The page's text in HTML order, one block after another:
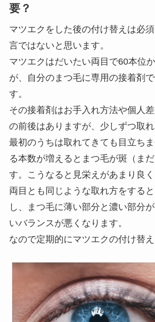
要？
マツエクをした後の付け替えは必
言ではないと思います。
マツエクはだいたい両目で60本位
が、自分のまつ毛に専用の接着剤
す。
その接着剤はお手入れ方法や個人
の前後はありますが、少しずつ取れ
最初のうちは取れてきても目立ち
る本数が増えるとまつ毛が斑（ま
す。こうなると見栄えがあまり良く
両目とも同じような取れ方をする
し、まつ毛に薄い部分と濃い部分
いバランスが悪くなります。
なので定期的にマツエクの付け替え